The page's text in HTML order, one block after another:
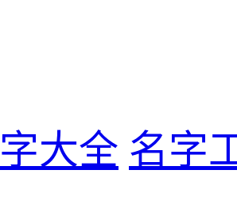
大全 名字